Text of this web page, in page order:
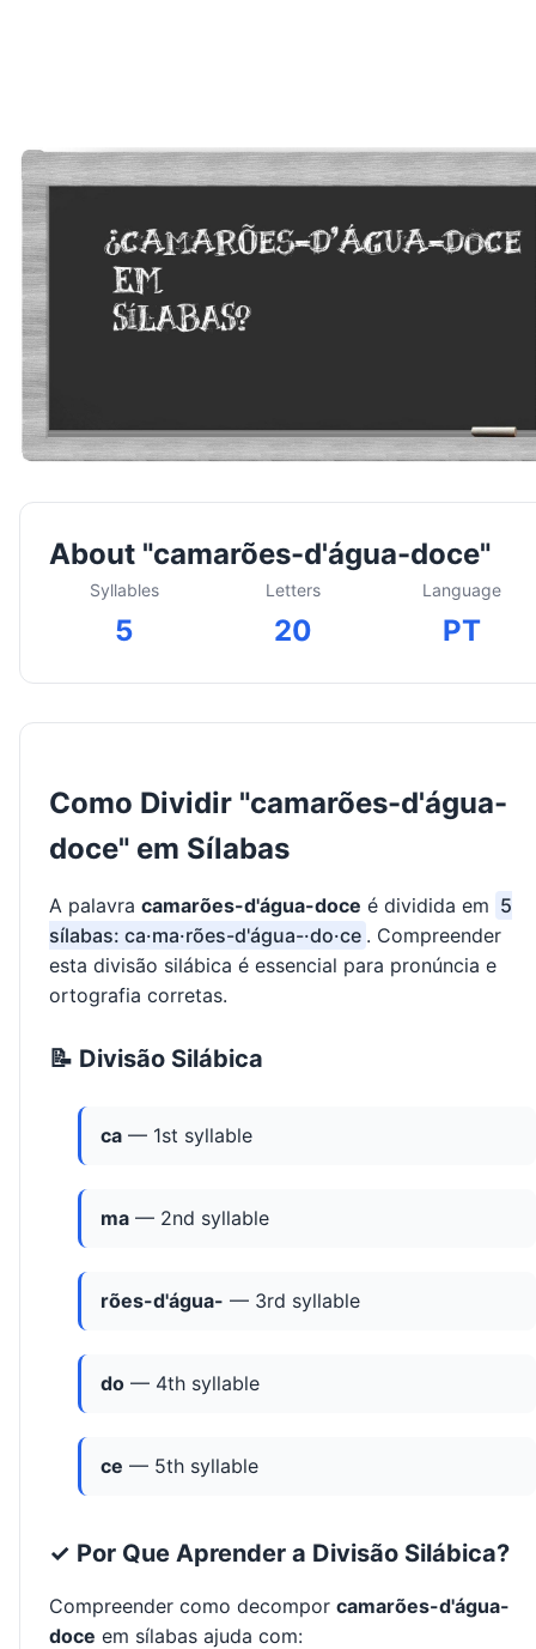
About "camarões-d'água-doce"
Syllables
5
Letters
20
Language
PT
Como Dividir "camarões-d'água-
doce" em Sílabas
A palavra camarões-d'água-doce é dividida em 5
sílabas: ca·ma·rões-d'água-·do·ce . Compreender
esta divisão silábica é essencial para pronúncia e
ortografia corretas.
📝 Divisão Silábica
ca — 1st syllable
ma — 2nd syllable
rões-d'água- — 3rd syllable
do — 4th syllable
ce — 5th syllable
✓ Por Que Aprender a Divisão Silábica?
Compreender como decompor camarões-d'água-
doce em sílabas ajuda com: